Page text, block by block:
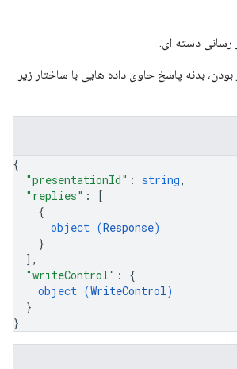
رسانی دسته ای.
بدنه پاسخ حاوی داده هایی با ساختار زیر
{
"presentationId" : string,
"replies" :
[
{
object (Response)
}
] ,
"writeControl" : {
object (WriteControl)
}
}